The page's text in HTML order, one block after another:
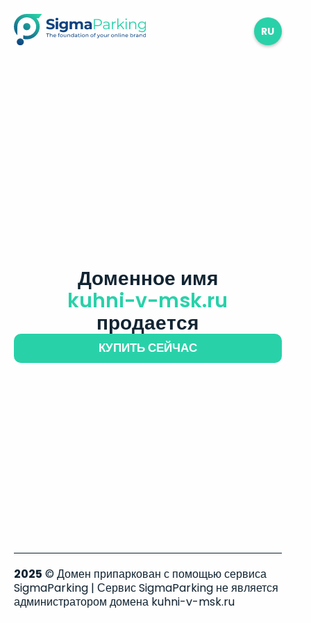
RU
Доменное имя
kuhni-v-msk.ru
продается
КУПИТЬ СЕЙЧАС
2025 © Домен припаркован с помощью сервиса
SigmaParking | Сервис SigmaParking не является
администратором домена kuhni-v-msk.ru